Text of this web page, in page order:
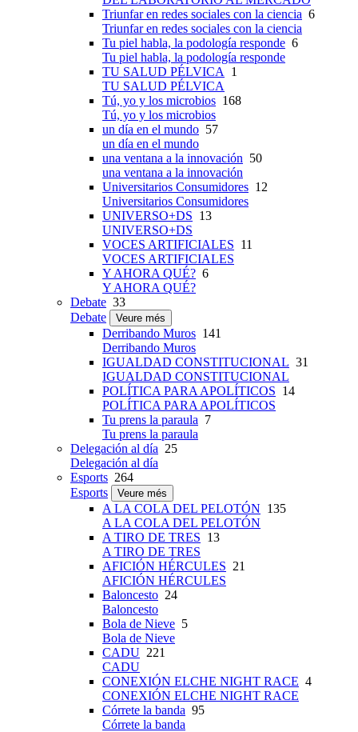
Triunfar en redes sociales con la ciencia 6
Triunfar en redes sociales con la ciencia
Tu piel habla, la podología responde 6
Tu piel habla, la podología responde
TU SALUD PÉLVICA 1
TU SALUD PÉLVICA
Tú, yo y los microbios 168
Tú, yo y los microbios
un día en el mundo 57
un día en el mundo
una ventana a la innovación 50
una ventana a la innovación
Universitarios Consumidores 12
Universitarios Consumidores
UNIVERSO+DS 13
UNIVERSO+DS
VOCES ARTIFICIALES 11
VOCES ARTIFICIALES
Y AHORA QUÉ? 6
Y AHORA QUÉ?
Debate 33
Debate
Veure més
Derribando Muros 141
Derribando Muros
IGUALDAD CONSTITUCIONAL 31
IGUALDAD CONSTITUCIONAL
POLÍTICA PARA APOLÍTICOS 14
POLÍTICA PARA APOLÍTICOS
Tu prens la paraula 7
Tu prens la paraula
Delegación al día 25
Delegación al día
Esports 264
Esports
Veure més
A LA COLA DEL PELOTÓN 135
A LA COLA DEL PELOTÓN
A TIRO DE TRES 13
A TIRO DE TRES
AFICIÓN HÉRCULES 21
AFICIÓN HÉRCULES
Baloncesto 24
Baloncesto
Bola de Nieve 5
Bola de Nieve
CADU 221
CADU
CONEXIÓN ELCHE NIGHT RACE 4
CONEXIÓN ELCHE NIGHT RACE
Córrete la banda 95
Córrete la banda